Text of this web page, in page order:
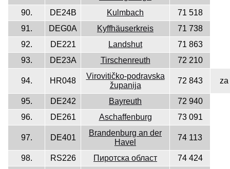
90.
DE24B Kulmbach
71 518
91.
DEG0A Kyffhäuserkreis
71 738
92.
DE221 Landshut
71 863
93.
DE23A Tirschenreuth 72 210
94. HR048
Virovitičko-podravska
županija
72 843 za
95. DE242 Bayreuth
72 940
96.
DE261 Aschaffenburg 73 091
97. DE401
Brandenburg an der
Havel
74 113
98. RS226 Пиротска област
74 424